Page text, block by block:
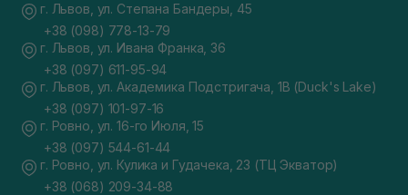
г. Львов, ул. Степана Бандеры, 45
+38 (098) 778-13-79
г. Львов, ул. Ивана Франка, 36
+38 (097) 611-95-94
г. Львов, ул. Академика Подстригача, 1В (Duck's Lake)
+38 (097) 101-97-16
г. Ровно, ул. 16-го Июля, 15
+38 (097) 544-61-44
г. Ровно, ул. Кулика и Гудачека, 23 (ТЦ Экватор)
+38 (068) 209-34-88